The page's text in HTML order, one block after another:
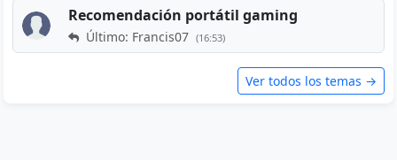
Recomendación portátil gaming
Último: Francis07 (16:53)
Ver todos los temas →